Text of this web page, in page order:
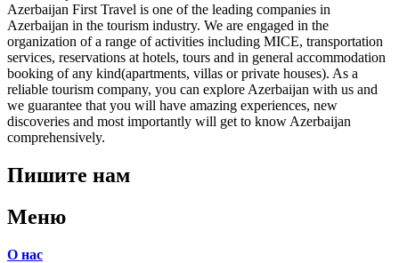
Azerbaijan First Travel is one of the leading companies in
Azerbaijan in the tourism industry. We are engaged in the
organization of a range of activities including MICE, transportation
services, reservations at hotels, tours and in general accommodation
booking of any kind(apartments, villas or private houses). As a
reliable tourism company, you can explore Azerbaijan with us and
we guarantee that you will have amazing experiences, new
discoveries and most importantly will get to know Azerbaijan
comprehensively.
Пишите нам
Меню
О нас